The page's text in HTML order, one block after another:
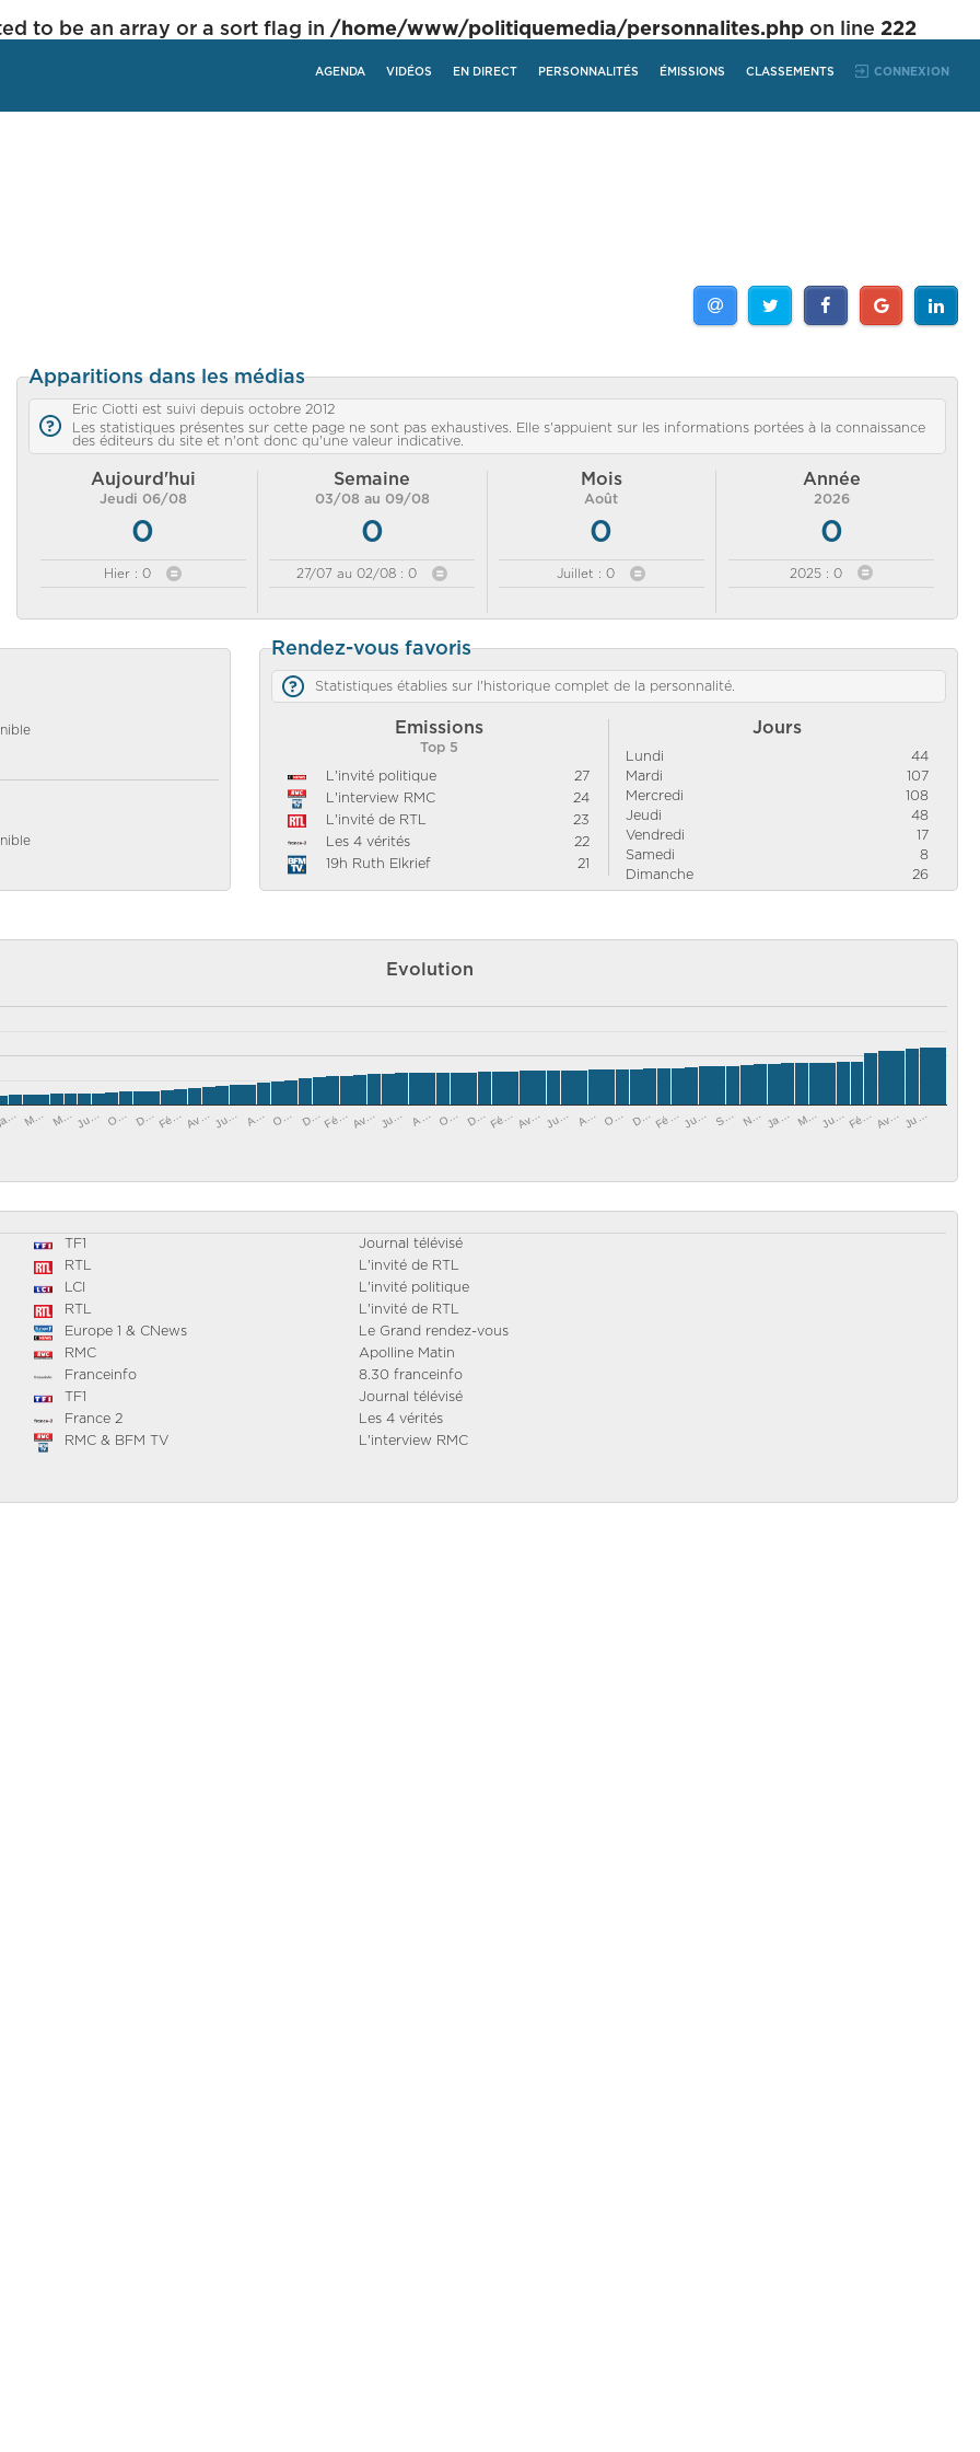
to be an array or a sort flag in /home/www/politiquemedia/personnalites.php on line 222
AGENDA VIDÉOS EN DIRECT PERSONNALITÉS ÉMISSIONS CLASSEMENTS CONNEXION
Apparitions dans les médias
Eric Ciotti est suivi depuis octobre 2012
Les statistiques présentes sur cette page ne sont pas exhaustives. Elle s'appuient sur les informations portées à la connaissance
des éditeurs du site et n'ont donc qu'une valeur indicative.
Aujourd'hui
Jeudi 06/08
0
Hier : 0
Semaine
03/08 au 09/08
0
27/07 au 02/08 : 0
Mois
Août
0
Juillet : 0
Année
2026
0
2025 : 0
Rendez-vous favoris
Statistiques établies sur l'historique complet de la personnalité.
Emissions
Top 5
L'invité politique
27
L'interview RMC
24
L'invité de RTL
23
Les 4 vérités
22
19h Ruth Elkrief
21
Jours
Lundi
44
Mardi
107
Mercredi
108
Jeudi
48
Vendredi
17
Samedi
8
Dimanche
26
Evolution
M… M… Ju… O… D… Fé… Av… Ju… A… O… D…Fé… Av… Ju… A… O… D… Fé… Av… Ju… A… O… D… Fé… Ju… S… N… Ja… M… Ju…Fé… Av… Ju…
TF1
Journal télévisé
RTL
L'invité de RTL
LCI
L'invité politique
RTL
L'invité de RTL
Europe 1 & CNews
Le Grand rendez-vous
RMC
Apolline Matin
Franceinfo
8.30 franceinfo
TF1
Journal télévisé
France 2
Les 4 vérités
RMC & BFM TV L'interview RMC